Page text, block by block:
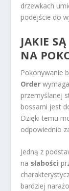
drzewkach
podejście do
JAKIE
NA
Pokonywanie
Order
przemyślanej
bossami jest
Dzięki temu
odpowiednio
Jedną z
na słabości
bardziej